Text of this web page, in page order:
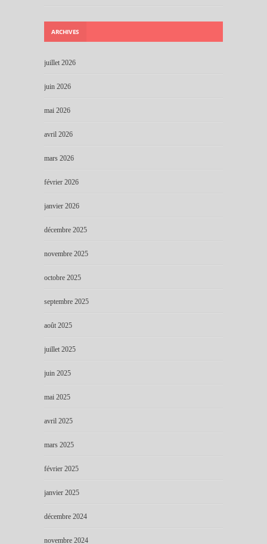
ARCHIVES
juillet 2026
juin 2026
mai 2026
avril 2026
mars 2026
février 2026
janvier 2026
décembre 2025
novembre 2025
octobre 2025
septembre 2025
août 2025
juillet 2025
juin 2025
mai 2025
avril 2025
mars 2025
février 2025
janvier 2025
décembre 2024
novembre 2024